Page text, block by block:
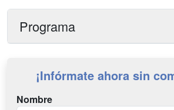
Programa
¡Infórmate ahora sin
Nombre